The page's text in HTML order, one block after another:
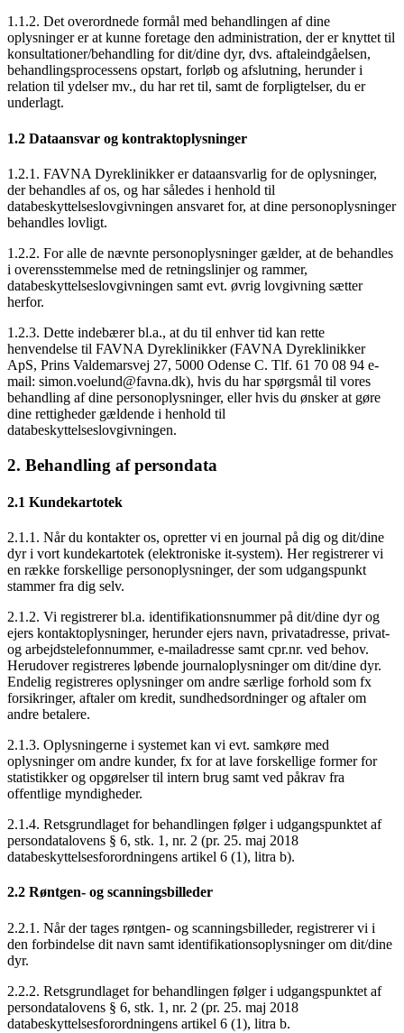
1.1.2. Det overordnede formål med behandlingen af dine
oplysninger er at kunne foretage den administration, der er knyttet til
konsultationer/behandling for dit/dine dyr, dvs. aftaleindgåelsen,
behandlingsprocessens opstart, forløb og afslutning, herunder i
relation til ydelser mv., du har ret til, samt de forpligtelser, du er
underlagt.
1.2 Dataansvar og kontraktoplysninger
1.2.1. FAVNA Dyreklinikker er dataansvarlig for de oplysninger,
der behandles af os, og har således i henhold til
databeskyttelseslovgivningen ansvaret for, at dine personoplysninger
behandles lovligt.
1.2.2. For alle de nævnte personoplysninger gælder, at de behandles
i overensstemmelse med de retningslinjer og rammer,
databeskyttelseslovgivningen samt evt. øvrig lovgivning sætter
herfor.
1.2.3. Dette indebærer bl.a., at du til enhver tid kan rette
henvendelse til FAVNA Dyreklinikker (FAVNA Dyreklinikker
ApS, Prins Valdemarsvej 27, 5000 Odense C. Tlf. 61 70 08 94 e-
mail: simon.voelund@favna.dk), hvis du har spørgsmål til vores
behandling af dine personoplysninger, eller hvis du ønsker at gøre
dine rettigheder gældende i henhold til
databeskyttelseslovgivningen.
2. Behandling af persondata
2.1 Kundekartotek
2.1.1. Når du kontakter os, opretter vi en journal på dig og dit/dine
dyr i vort kundekartotek (elektroniske it-system). Her registrerer vi
en række forskellige personoplysninger, der som udgangspunkt
stammer fra dig selv.
2.1.2. Vi registrerer bl.a. identifikationsnummer på dit/dine dyr og
ejers kontaktoplysninger, herunder ejers navn, privatadresse, privat-
og arbejdstelefonnummer, e-mailadresse samt cpr.nr. ved behov.
Herudover registreres løbende journaloplysninger om dit/dine dyr.
Endelig registreres oplysninger om andre særlige forhold som fx
forsikringer, aftaler om kredit, sundhedsordninger og aftaler om
andre betalere.
2.1.3. Oplysningerne i systemet kan vi evt. samkøre med
oplysninger om andre kunder, fx for at lave forskellige former for
statistikker og opgørelser til intern brug samt ved påkrav fra
offentlige myndigheder.
2.1.4. Retsgrundlaget for behandlingen følger i udgangspunktet af
persondatalovens § 6, stk. 1, nr. 2 (pr. 25. maj 2018
databeskyttelsesforordningens artikel 6 (1), litra b).
2.2 Røntgen- og scanningsbilleder
2.2.1. Når der tages røntgen- og scanningsbilleder, registrerer vi i
den forbindelse dit navn samt identifikationsoplysninger om dit/dine
dyr.
2.2.2. Retsgrundlaget for behandlingen følger i udgangspunktet af
persondatalovens § 6, stk. 1, nr. 2 (pr. 25. maj 2018
databeskyttelsesforordningens artikel 6 (1), litra b.